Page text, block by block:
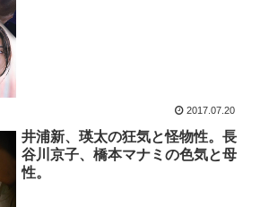
2017.07.20
井浦新、瑛太の狂気と怪物性。長
谷川京子、橋本マナミの色気と母
性。